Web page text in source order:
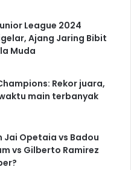
League 2024
Ajang Jaring Bibit
Muda
Rekor juara,
main terbanyak
Jai Opetaia vs Badou
vs Gilberto Ramirez